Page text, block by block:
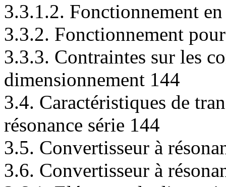
3.3.1.2. Fonctionnement
3.3.2. Fonctionnement
3.3.3. Contraintes sur les
dimensionnement 144
3.4. Caractéristiques de
résonance série 144
3.5. Convertisseur à
3.6. Convertisseur à